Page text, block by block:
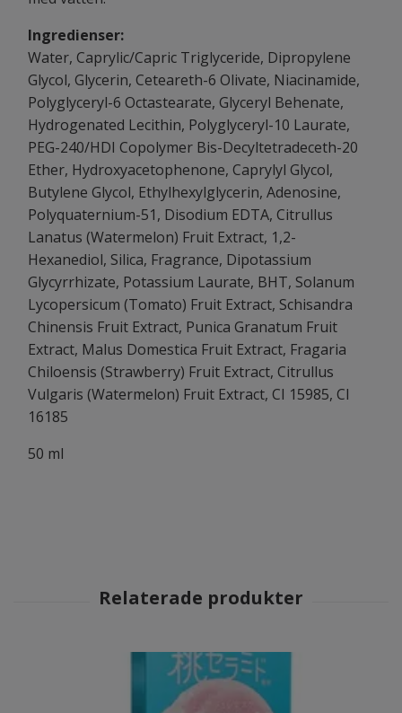
Ingredienser:
Water, Caprylic/Capric Triglyceride, Dipropylene
Glycol, Glycerin, Ceteareth-6 Olivate, Niacinamide,
Polyglyceryl-6 Octastearate, Glyceryl Behenate,
Hydrogenated Lecithin, Polyglyceryl-10 Laurate,
PEG-240/HDI Copolymer Bis-Decyltetradeceth-20
Ether, Hydroxyacetophenone, Caprylyl Glycol,
Butylene Glycol, Ethylhexylglycerin, Adenosine,
Polyquaternium-51, Disodium EDTA, Citrullus
Lanatus (Watermelon) Fruit Extract, 1,2-
Hexanediol, Silica, Fragrance, Dipotassium
Glycyrrhizate, Potassium Laurate, BHT, Solanum
Lycopersicum (Tomato) Fruit Extract, Schisandra
Chinensis Fruit Extract, Punica Granatum Fruit
Extract, Malus Domestica Fruit Extract, Fragaria
Chiloensis (Strawberry) Fruit Extract, Citrullus
Vulgaris (Watermelon) Fruit Extract, CI 15985, CI
16185
50 ml